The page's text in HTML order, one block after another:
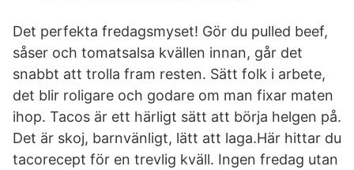
Det perfekta fredagsmyset! Gör du pulled beef,
såser och tomatsalsa kvällen innan, går det
snabbt att trolla fram resten. Sätt folk i arbete,
det blir roligare och godare om man fixar maten
ihop. Tacos är ett härligt sätt att börja helgen på.
Det är skoj, barnvänligt, lätt att laga.Här hittar du
tacorecept för en trevlig kväll. Ingen fredag utan